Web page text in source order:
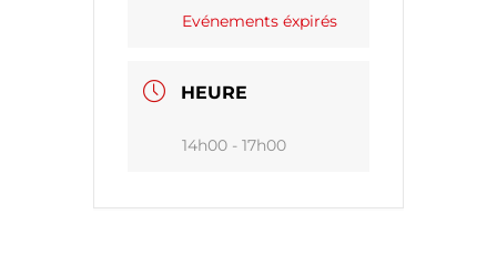
Evénements éxpirés
HEURE
14h00 - 17h00